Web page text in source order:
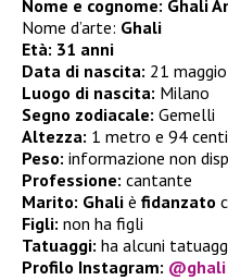
Nome e cognome: Ghali
Nome d’arte: Ghali
Età: 31 anni
Data di nascita: 21
Luogo di nascita: Milano
Segno zodiacale: Gemelli
Altezza: 1 metro e 94
Peso: informazione non
Professione: cantante
Marito: Ghali è fidanzato
Figli: non ha figli
Tatuaggi: ha alcuni
Profilo Instagram: @ghali